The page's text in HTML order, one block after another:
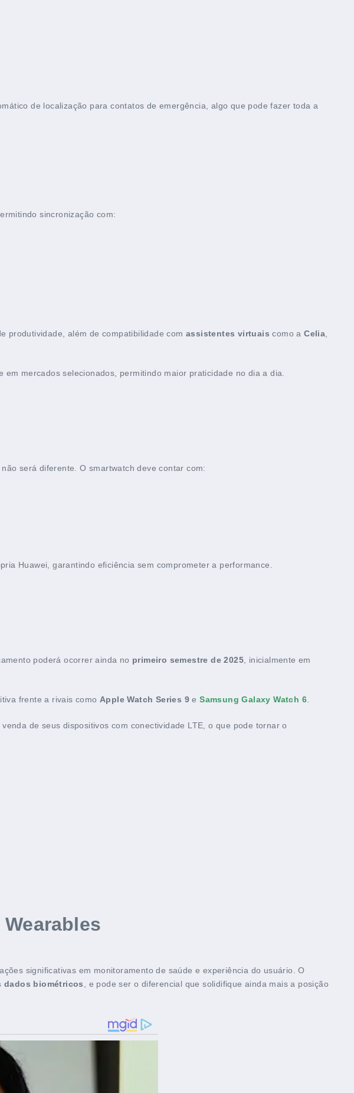
de localização para contatos de emergência, algo que pode fazer toda a
sincronização com:
produtividade, além de compatibilidade comassistentes virtuais como aCelia
em mercados selecionados, permitindo maior praticidade no dia a dia.
será diferente. O smartwatch deve contar com:
Huawei, garantindo eficiência sem comprometer a performance.
poderá ocorrer ainda no primeiro semestre de 2025 , inicialmente em
frente a rivais como Apple Watch Series 9 eSamsung Galaxy Watch 6
de seus dispositivos com conectividade LTE, o que pode tornar o
significativas em monitoramento de saúde e experiência do usuário. O
dados biométricos
, e pode ser o diferencial que solidifique ainda mais a posição